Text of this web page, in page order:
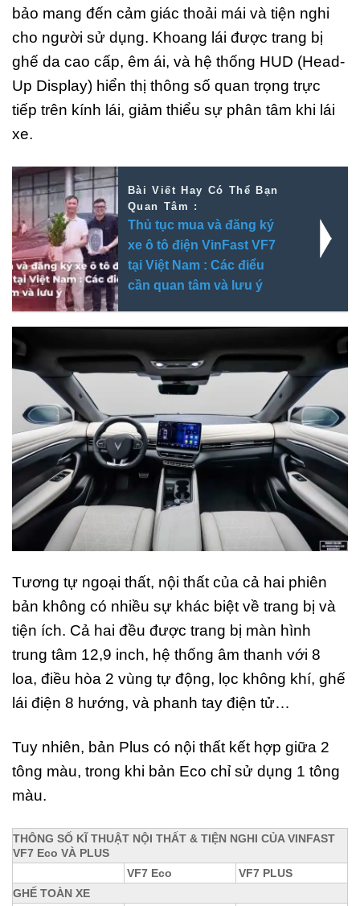
bảo mang đến cảm giác thoải mái và tiện nghi
cho người sử dụng. Khoang lái được trang bị
ghế da cao cấp, êm ái, và hệ thống HUD (Head-
Up Display) hiển thị thông số quan trọng trực
tiếp trên kính lái, giảm thiểu sự phân tâm khi lái
xe.
Bài Viết Hay Có Thể Bạn
Quan Tâm :
Thủ tục mua và đăng ký
xe ô tô điện VinFast VF7
tại Việt Nam : Các điểu
cần quan tâm và lưu ý
Tương tự ngoại thất, nội thất của cả hai phiên
bản không có nhiều sự khác biệt về trang bị và
tiện ích. Cả hai đều được trang bị màn hình
trung tâm 12,9 inch, hệ thống âm thanh với 8
loa, điều hòa 2 vùng tự động, lọc không khí, ghế
lái điện 8 hướng, và phanh tay điện tử…
Tuy nhiên, bản Plus có nội thất kết hợp giữa 2
tông màu, trong khi bản Eco chỉ sử dụng 1 tông
màu.
THÔNG SỐ KĨ THUẬT NỘI THẤT & TIỆN NGHI CỦA VINFAST
VF7 Eco VÀ PLUS
VF7 Eco
VF7 PLUS
GHẾ TOÀN XE